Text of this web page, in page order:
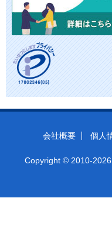
会社概要 個人
Copyright © 2010-